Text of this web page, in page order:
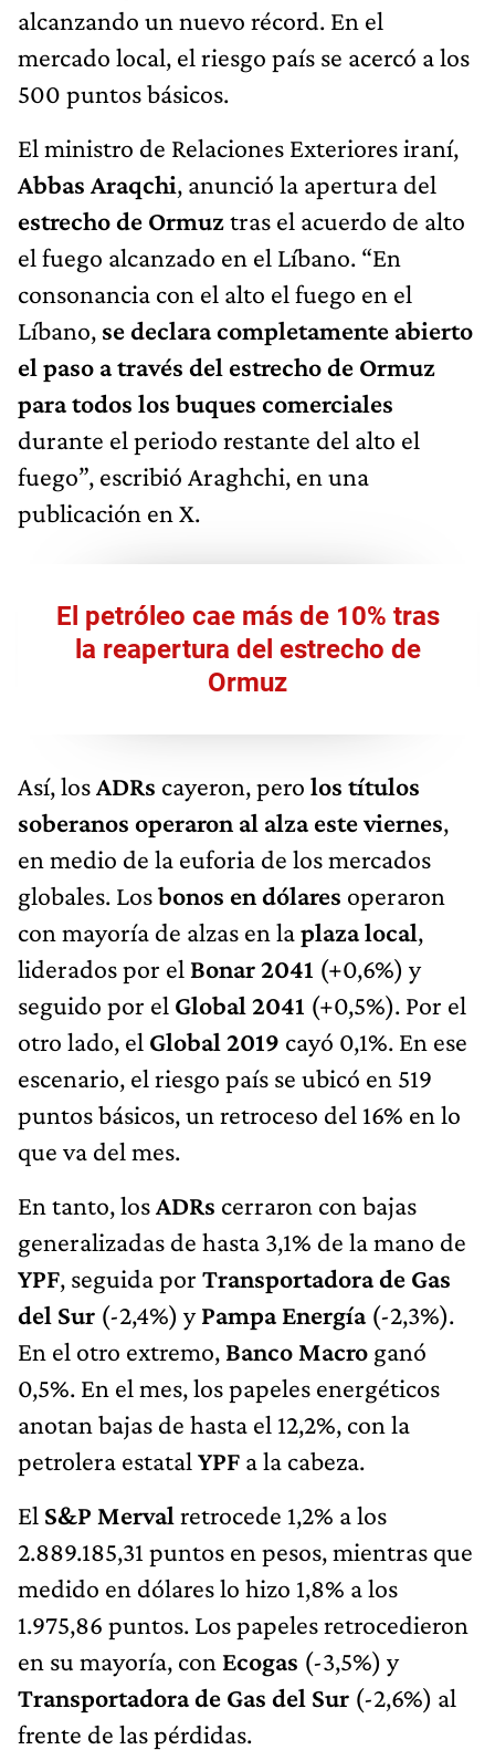
alcanzando un nuevo récord. En el
mercado local, el riesgo país se acercó a los
500 puntos básicos.
El ministro de Relaciones Exteriores iraní,
Abbas Araqchi, anunció la apertura del
estrecho de Ormuztras el acuerdo de alto
el fuego alcanzado en el Líbano. “En
consonancia con el alto el fuego en el
Líbano, se declara completamente abierto
el paso a través del estrecho de Ormuz
para todos los buques comerciales
durante el periodo restante del alto el
fuego”, escribió Araghchi, en una
publicación en X.
El petróleo cae más de 10% tras
la reapertura del estrecho de
Ormuz
Así, losADRs cayeron, pero los títulos
soberanos operaron al alza este viernes,
en medio de la euforia de los mercados
globales. Losbonos en dólares operaron
con mayoría de alzas en laplaza local,
liderados por el Bonar 2041 (+0,6%) y
seguido por el Global 2041 (+0,5%). Por el
otro lado, el Global 2019 cayó 0,1%. En ese
escenario, el riesgo país se ubicó en 519
puntos básicos, un retroceso del 16% en lo
que va del mes.
En tanto, losADRs cerraron con bajas
generalizadas de hasta 3,1% de la mano de
YPF, seguida por Transportadora de Gas
del Sur (-2,4%) yPampa Energía(-2,3%).
En el otro extremo, Banco Macro ganó
0,5%. En el mes, los papeles energéticos
anotan bajas de hasta el 12,2%, con la
petrolera estatal YPF a la cabeza.
El S&P Merval retrocede 1,2% a los
2.889.185,31 puntos en pesos, mientras que
medido en dólares lo hizo 1,8% a los
1.975,86 puntos. Los papeles retrocedieron
en su mayoría, con Ecogas (-3,5%) y
Transportadora de Gas del Sur (-2,6%) al
frente de las pérdidas.